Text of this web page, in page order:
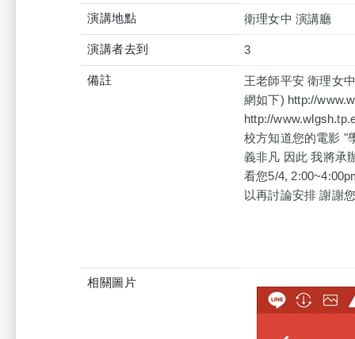
演講地點 衛理女中 演講廳
演講者去到 3
備註
王老師平安 衛理女
網如下) http://
http://
校方知道您的電影 "
義非凡 因此 我將承
看您5/4,
以再討論安排 謝謝
相關圖片